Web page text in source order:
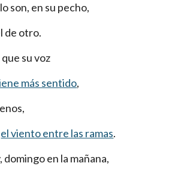
son, en su pecho,
de otro.
que su voz
más sentido,
el viento entre las ramas.
domingo en la mañana,